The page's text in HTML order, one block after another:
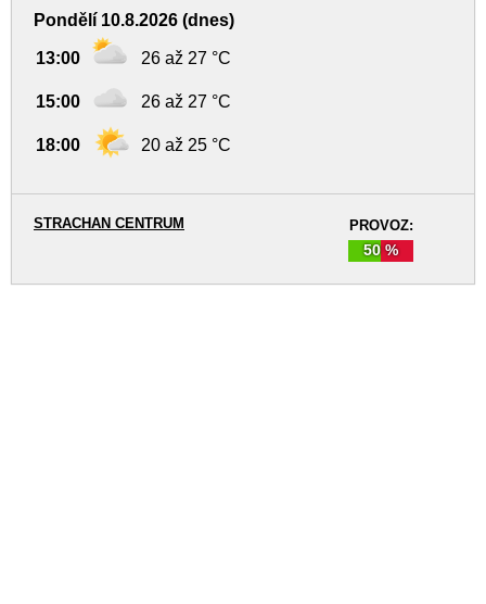
Pondělí 10.8.2026 (dnes)
13:00 26 až 27 °C
15:00 26 až 27 °C
18:00 20 až 25 °C
PROVOZ:
50 %
STRACHAN CENTRUM